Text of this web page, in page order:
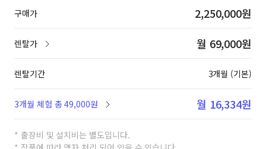
구매가 2,250,000원
렌탈가 월 69,000원
렌탈기간 3개월 (기본)
3개월 체험 총 49,000원 월 16,334원
* 출장비 및 설치비는 별도입니다.